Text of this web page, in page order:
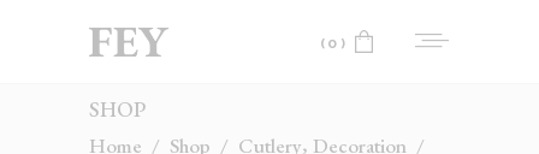
(0)
SHOP
Home / Shop / Cutlery, Decoration /